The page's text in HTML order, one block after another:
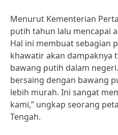
Menurut Kementerian
putih tahun lalu mencapai
Hal ini membuat sebagian
khawatir akan dampaknya
bawang putih dalam
bersaing dengan bawang
lebih murah. Ini sangat
kami,” ungkap seorang
Tengah.